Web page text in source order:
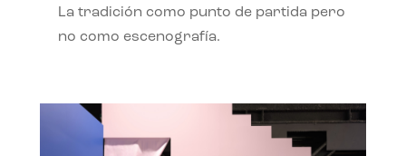
La tradición como punto de partida pero
no como escenografía.